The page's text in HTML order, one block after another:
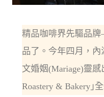
精品咖啡界先驅品牌
品了。今年四月，
文婚姻(Mariage)靈
Roastery & Bakery｣